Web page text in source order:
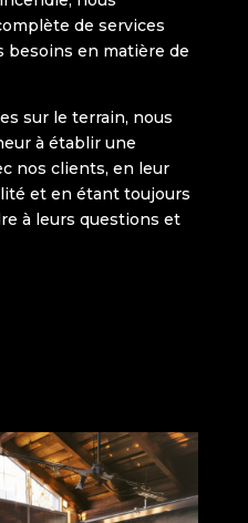
de services
besoins en matière de
sur le terrain, nous
à établir une
nos clients, en leur
et en étant toujours
à leurs questions et